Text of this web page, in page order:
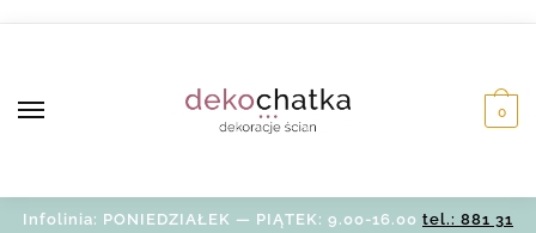
0
Infolinia: PONIEDZIAŁEK — PIĄTEK: 9.00-16.00 tel.: 881 31